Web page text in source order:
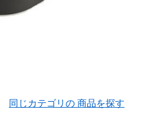
同じカテゴリの 商品を探す